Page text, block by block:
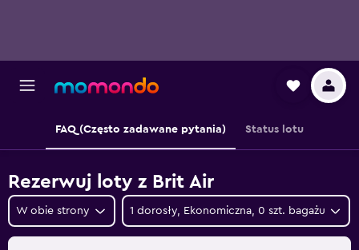
FAQ (Często zadawane pytania) Status lotu
Rezerwuj loty z Brit Air
W obie strony 1 dorosły, Ekonomiczna, 0 szt. bagażu